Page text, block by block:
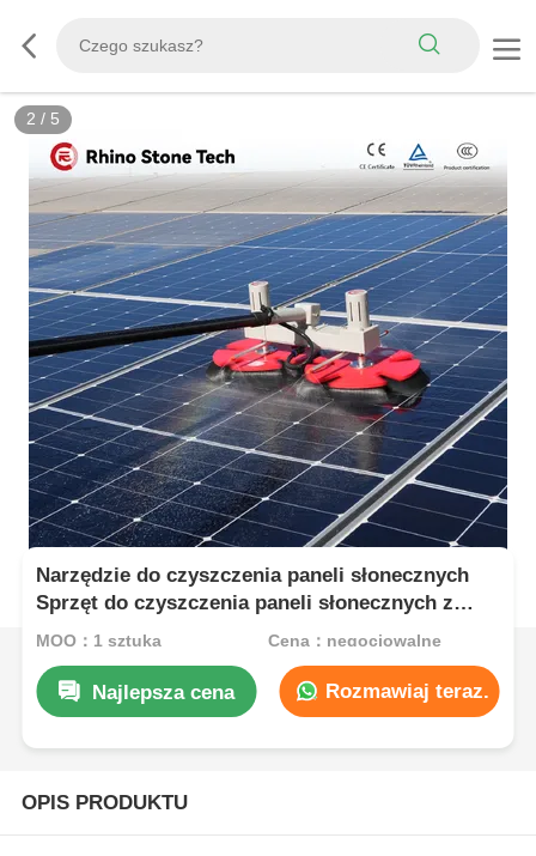
3 / 5
Narzędzie do czyszczenia paneli słonecznych
Sprzęt do czyszczenia paneli słonecznych z
podwójnym głowicą
MOQ：1 sztuka Cena：negocjowalne
Najlepsza cena Rozmawiaj teraz.
OPIS PRODUKTU